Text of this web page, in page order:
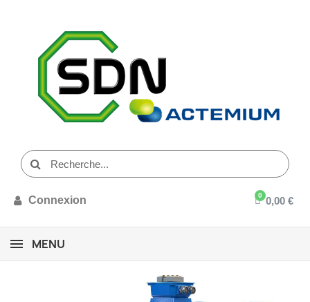
Connexion 0,00 €
MENU